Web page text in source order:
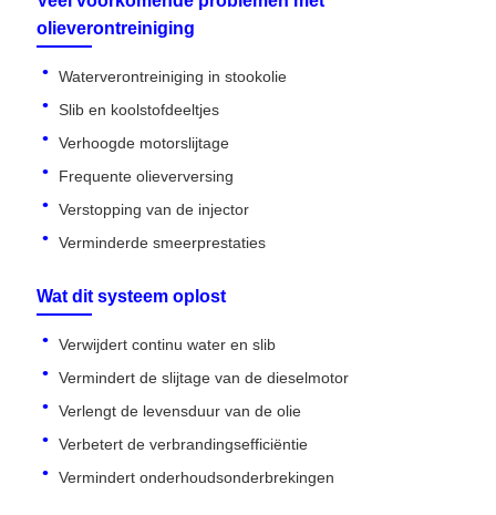
olieverontreiniging
Waterverontreiniging in stookolie
Slib en koolstofdeeltjes
Verhoogde motorslijtage
Frequente olieverversing
Verstopping van de injector
Verminderde smeerprestaties
Wat dit systeem oplost
Verwijdert continu water en slib
Vermindert de slijtage van de dieselmotor
Verlengt de levensduur van de olie
Verbetert de verbrandingsefficiëntie
Vermindert onderhoudsonderbrekingen